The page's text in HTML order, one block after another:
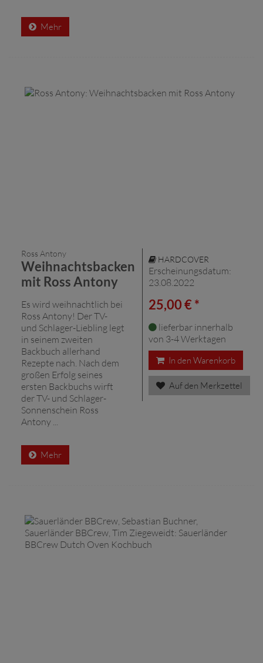
Mehr
Ross Antony
Weihnachtsbacken
mit Ross Antony
Es wird weihnachtlich bei
Ross Antony! Der TV-
und Schlager-Liebling legt
in seinem zweiten
Backbuch allerhand
Rezepte nach. Nach dem
großen Erfolg seines
ersten Backbuchs wirft
der TV- und Schlager-
Sonnenschein Ross
Antony ...
Mehr
HARDCOVER
Erscheinungsdatum:
23.08.2022
25,00 € *
lieferbar innerhalb
von 3-4 Werktagen
In den Warenkorb
Auf den Merkzettel